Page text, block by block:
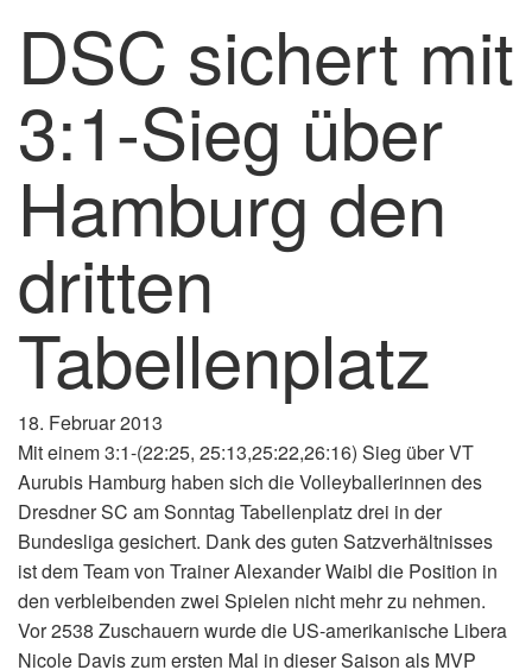
DSC sichert mit
3:1-Sieg über
Hamburg den
dritten
Tabellenplatz
18. Februar 2013
Mit einem 3:1-(22:25, 25:13,25:22,26:16) Sieg über VT
Aurubis Hamburg haben sich die Volleyballerinnen des
Dresdner SC am Sonntag Tabellenplatz drei in der
Bundesliga gesichert. Dank des guten Satzverhältnisses
ist dem Team von Trainer Alexander Waibl die Position in
den verbleibenden zwei Spielen nicht mehr zu nehmen.
Vor 2538 Zuschauern wurde die US-amerikanische Libera
Nicole Davis zum ersten Mal in dieser Saison als MVP